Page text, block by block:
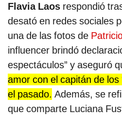
Flavia Laos respondió
desató en redes sociales
una de las fotos de
influencer brindó
espectáculos” y aseguró
amor con el capitán de los
el pasado. Además, se
que comparte Luciana